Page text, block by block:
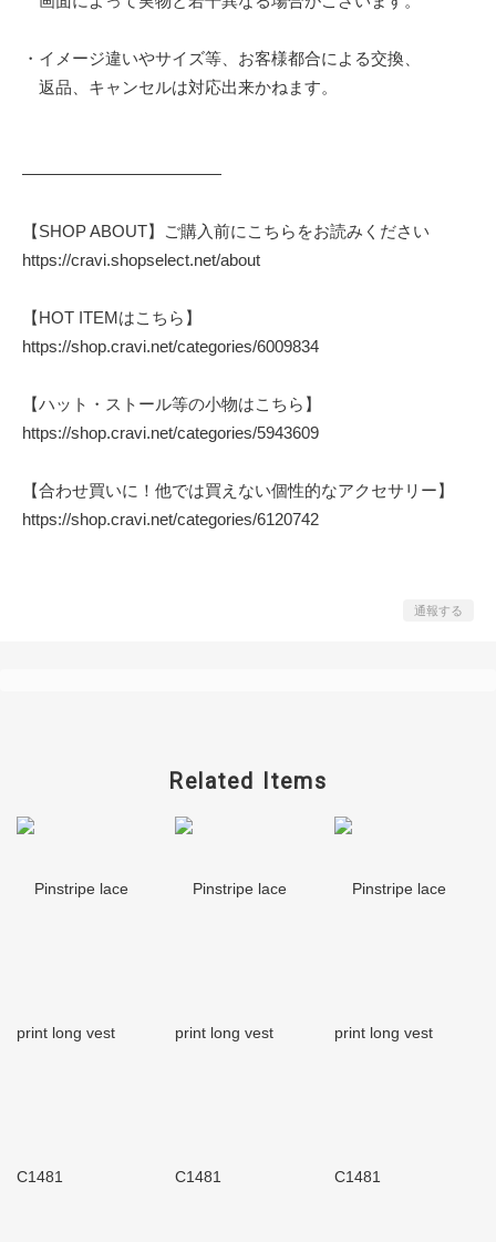
・イメージ違いやサイズ等、お客様都合による交換、
返品、キャンセルは対応出来かねます。
————————————
【SHOP ABOUT】ご購入前にこちらをお読みください
https://cravi.shopselect.net/about
【HOT ITEMはこちら】
https://shop.cravi.net/categories/6009834
【ハット・ストール等の小物はこちら】
https://shop.cravi.net/categories/5943609
【合わせ買いに！他では買えない個性的なアクセサリー】
https://shop.cravi.net/categories/6120742
通報する
Related Items